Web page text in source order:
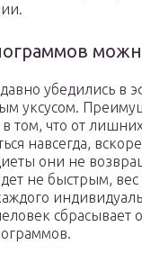
убедились в
уксусом.
в том, что от
навсегда,
они не
не быстрым,
сбрасывает